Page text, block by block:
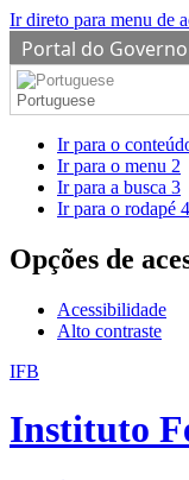
Ir direto para menu de
Portal do
Portuguese
Ir para o
Ir para o menu 2
Ir para a busca 3
Ir para o rodapé 4
Opções de
Acessibilidade
Alto contraste
IFB
Instituto